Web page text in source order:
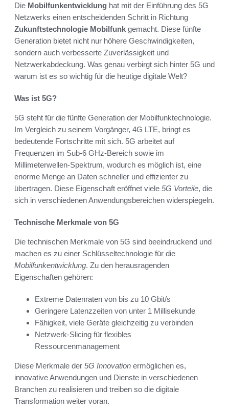
Die Mobilfunkentwicklung hat mit der Einführung des 5G
Netzwerks einen entscheidenden Schritt in Richtung
Zukunftstechnologie Mobilfunk gemacht. Diese fünfte
Generation bietet nicht nur höhere Geschwindigkeiten,
sondern auch verbesserte Zuverlässigkeit und
Netzwerkabdeckung. Was genau verbirgt sich hinter 5G und
warum ist es so wichtig für die heutige digitale Welt?
Was ist 5G?
5G steht für die fünfte Generation der Mobilfunktechnologie.
Im Vergleich zu seinem Vorgänger, 4G LTE, bringt es
bedeutende Fortschritte mit sich. 5G arbeitet auf
Frequenzen im Sub-6 GHz-Bereich sowie im
Millimeterwellen-Spektrum, wodurch es möglich ist, eine
enorme Menge an Daten schneller und effizienter zu
übertragen. Diese Eigenschaft eröffnet viele 5G Vorteile, die
sich in verschiedenen Anwendungsbereichen widerspiegeln.
Technische Merkmale von 5G
Die technischen Merkmale von 5G sind beeindruckend und
machen es zu einer Schlüsseltechnologie für die
Mobilfunkentwicklung. Zu den herausragenden
Eigenschaften gehören:
Extreme Datenraten von bis zu 10 Gbit/s
Geringere Latenzzeiten von unter 1 Millisekunde
Fähigkeit, viele Geräte gleichzeitig zu verbinden
Netzwerk-Slicing für flexibles
Ressourcenmanagement
Diese Merkmale der 5G Innovation ermöglichen es,
innovative Anwendungen und Dienste in verschiedenen
Branchen zu realisieren und treiben so die digitale
Transformation weiter voran.